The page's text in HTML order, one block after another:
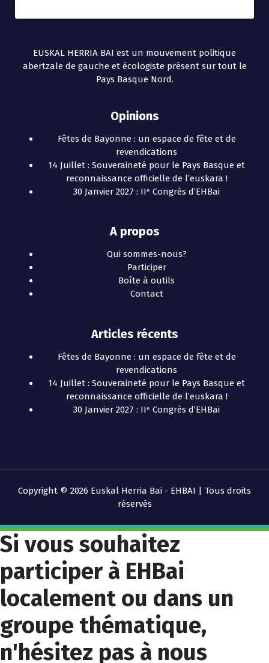
EUSKAL HERRIA BAI est un mouvement politique
abertzale de gauche et écologiste présent sur tout le
Pays Basque Nord.
Opinions
Fêtes de Bayonne : un espace de fête et de
revendications
14 Juillet : Souveraineté pour le Pays Basque et
reconnaissance officielle de l’euskara !
30 Janvier 2027 : IIᵉ Congrès d’EHBai
A propos
Qui sommes-nous?
Participer
Boîte à outils
Contact
Articles récents
Fêtes de Bayonne : un espace de fête et de
revendications
14 Juillet : Souveraineté pour le Pays Basque et
reconnaissance officielle de l’euskara !
30 Janvier 2027 : IIᵉ Congrès d’EHBai
Copyright © 2026 Euskal Herria Bai - EHBAI | Tous droits
réservés
Si vous souhaitez
participer à EHBai
localement ou dans un
groupe thématique,
n'hésitez pas à nous